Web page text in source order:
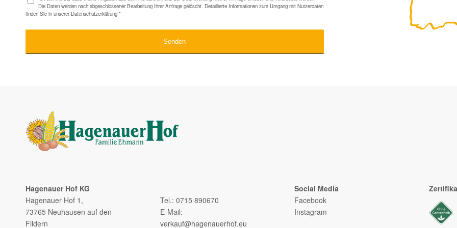
Die Daten werden nach abgeschlossener Bearbeitung Ihrer Anfrage gelöscht. Detaillierte Informationen zum Umgang mit Nutzerdaten
finden Sie in unserer Datenschutzerklärung *
Hagenauer Hof KG
Hagenauer Hof 1,
73765 Neuhausen auf den
Fildern
Tel.: 0715 890670
E-Mail:
verkauf@hagenauerhof.eu
Social Media
Facebook
Instagram